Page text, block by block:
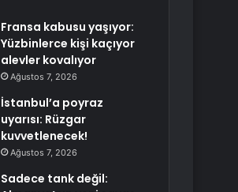
Fransa kabusu yaşıyor:
Yüzbinlerce kişi kaçıyor
alevler kovalıyor
Ağustos 7, 2026
İstanbul’a poyraz
uyarısı: Rüzgar
kuvvetlenecek!
Ağustos 7, 2026
Sadece tank değil: